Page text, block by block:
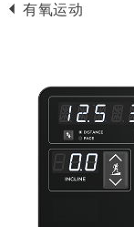
有氧运动